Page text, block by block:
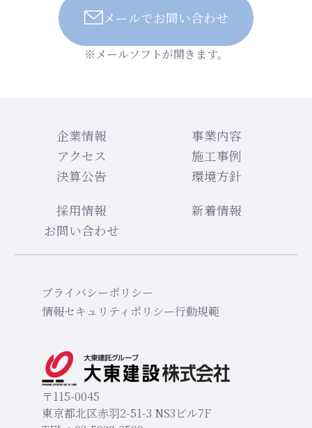
メールでお問い合わせ
※メールソフトが開きます。
企業情報
事業内容
アクセス
施工事例
決算公告
環境方針
採用情報
新着情報
お問い合わせ
プライバシーポリシー
情報セキュリティポリシー行動規範
〒115-0045
東京都北区赤羽2-51-3 NS3ビル7F